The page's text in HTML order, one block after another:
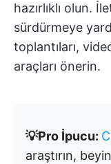
hazırlıklı olun.
sürdürmeye
toplantıları,
araçları önerin.
💡Pro İpucu:
araştırın,